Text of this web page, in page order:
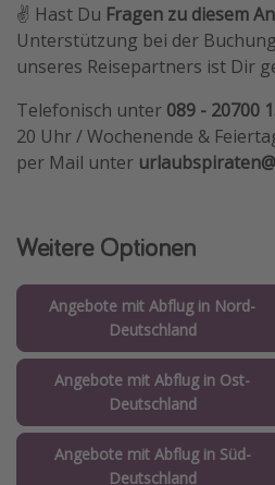
✌️ Hast Du Fragen zu diesem
Unterstützung bei der
unseres Reisepartners ist Dir
Telefonisch unter 089 - 20700
20 Uhr / Wochenende &
per Mail unter
Weitere Optionen
Angebote mit Abflug in Nord-
Deutschland
Angebote mit Abflug in Ost-
Deutschland
Angebote mit Abflug in Süd-
Deutschland